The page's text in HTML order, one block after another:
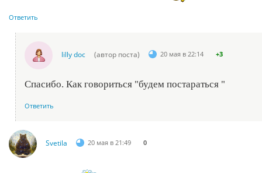
Ответить
lilly doc (автор поста) 20 мая в 22:14 +3
Спасибо. Как говориться "будем постараться "
Ответить
Svetila 20 мая в 21:49 0